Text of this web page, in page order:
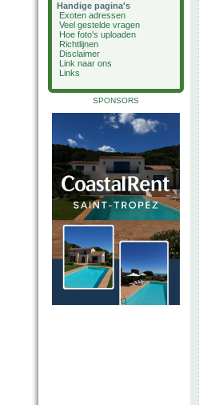
Handige pagina's
Exoten adressen
Veel gestelde vragen
Hoe foto's uploaden
Richtlijnen
Disclaimer
Link naar ons
Links
SPONSORS